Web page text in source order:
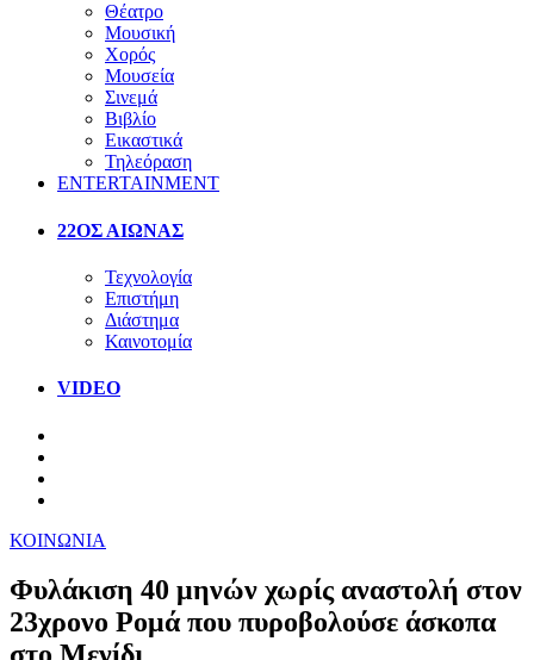
Θέατρο
Μουσική
Χορός
Μουσεία
Σινεμά
Βιβλίο
Εικαστικά
Τηλεόραση
ENTERTAINMENT
22ΟΣ ΑΙΩΝΑΣ
Τεχνολογία
Επιστήμη
Διάστημα
Καινοτομία
VIDEO
ΚΟΙΝΩΝΙΑ
Φυλάκιση 40 μηνών χωρίς αναστολή στον
23χρονο Ρομά που πυροβολούσε άσκοπα